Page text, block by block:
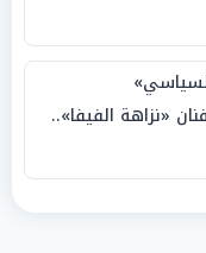
«نزاهة الفيفا»..